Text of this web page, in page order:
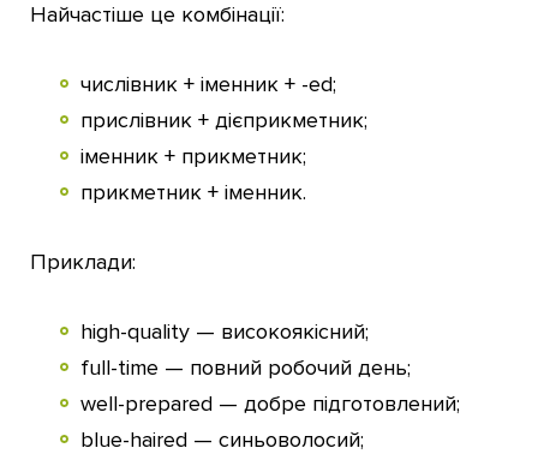
Найчастіше це комбінації:
числівник + іменник + -ed;
прислівник + дієприкметник;
іменник + прикметник;
прикметник + іменник.
Приклади:
high-quality — високоякісний;
full-time — повний робочий день;
well-prepared — добре підготовлений;
blue-haired — синьоволосий;